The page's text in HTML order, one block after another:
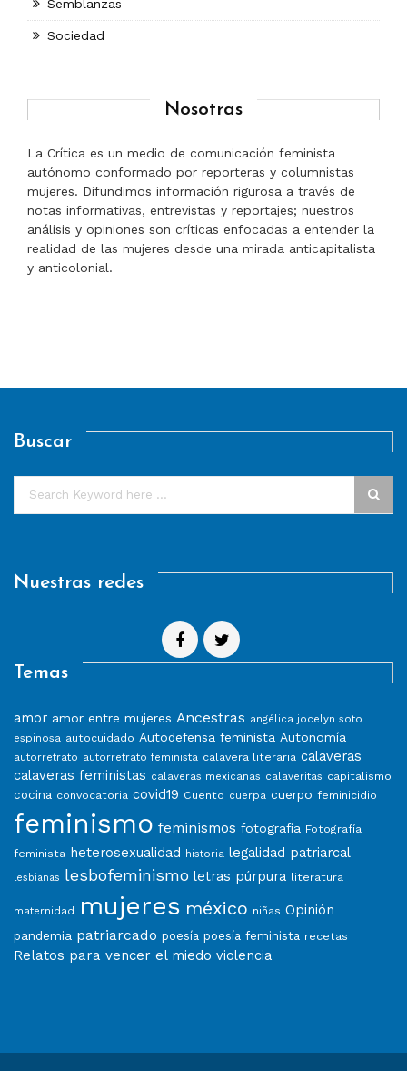
Semblanzas
Sociedad
Nosotras
La Crítica es un medio de comunicación feminista
autónomo conformado por reporteras y columnistas
mujeres. Difundimos información rigurosa a través de
notas informativas, entrevistas y reportajes; nuestros
análisis y opiniones son críticas enfocadas a entender la
realidad de las mujeres desde una mirada anticapitalista
y anticolonial.
Buscar
Nuestras redes
Temas
amor amor entre mujeres Ancestras angélica jocelyn soto
espinosa autocuidado Autodefensa feminista Autonomía
autorretrato autorretrato feminista calavera literaria calaveras
calaveras feministas calaveras mexicanas calaveritas capitalismo
cocina convocatoria covid19 Cuento cuerpa cuerpo feminicidio
feminismo feminismos fotografía Fotografía
feminista heterosexualidad historia legalidad patriarcal
lesbianas lesbofeminismo letras púrpura literatura
maternidad mujeres méxico niñas Opinión
pandemia patriarcado poesía poesía feminista recetas
Relatos para vencer el miedo violencia